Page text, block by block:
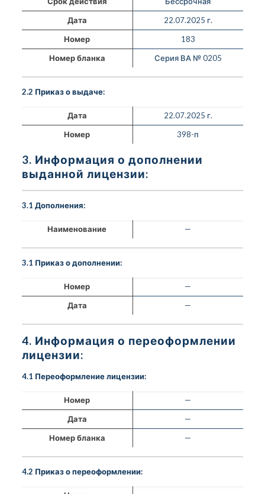
Дата
22.07.2025 г.
Номер
183
Номер бланка
Серия ВА № 0205
2.2 Приказ о выдаче:
Дата
22.07.2025 г.
Номер
398-п
3. Информация о дополнении
выданной лицензии:
3.1 Дополнения:
Наименование —
3.1 Приказ о дополнении:
Номер
—
Дата
—
4. Информация о переоформлении
лицензии:
4.1 Переоформление лицензии:
Номер
—
Дата
—
Номер бланка
—
4.2 Приказ о переоформлении: